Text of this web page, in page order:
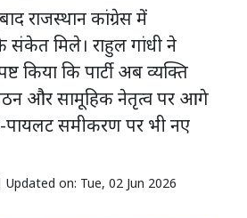
राजस्थान कांग्रेस में
मिले। राहुल गांधी ने
किया कि पार्टी अब व्यक्ति
और सामूहिक नेतृत्व पर आगे
समीकरण पर भी नए
Updated on: Tue, 02 Jun 2026